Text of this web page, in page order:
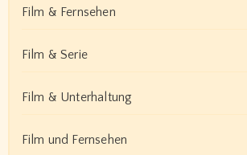
Film & Fernsehen
Film & Serie
Film & Unterhaltung
Film und Fernsehen